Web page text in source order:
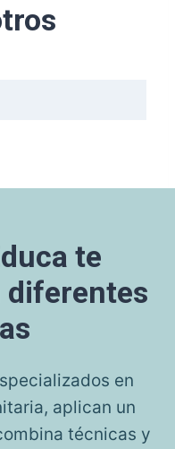
te
diferentes
en
aplican un
técnicas y